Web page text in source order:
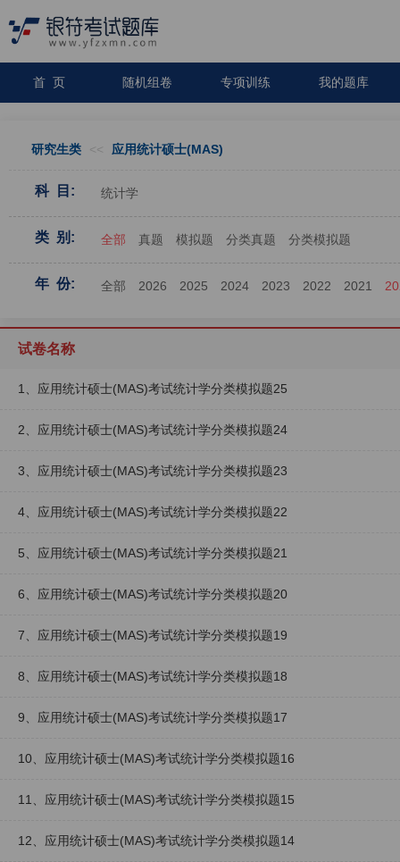
首 页 随机组卷 专项训练 我的题库
研究生类 << 应用统计硕士(MAS)
科 目: 统计学
类 别: 全部 真题 模拟题 分类真题 分类模拟题
年 份: 全部 2026 2025 2024 2023 2022 2021
试卷名称
1、应用统计硕士(MAS)考试统计学分类模拟题25
2、应用统计硕士(MAS)考试统计学分类模拟题24
3、应用统计硕士(MAS)考试统计学分类模拟题23
4、应用统计硕士(MAS)考试统计学分类模拟题22
5、应用统计硕士(MAS)考试统计学分类模拟题21
6、应用统计硕士(MAS)考试统计学分类模拟题20
7、应用统计硕士(MAS)考试统计学分类模拟题19
8、应用统计硕士(MAS)考试统计学分类模拟题18
9、应用统计硕士(MAS)考试统计学分类模拟题17
10、应用统计硕士(MAS)考试统计学分类模拟题16
11、应用统计硕士(MAS)考试统计学分类模拟题15
12、应用统计硕士(MAS)考试统计学分类模拟题14